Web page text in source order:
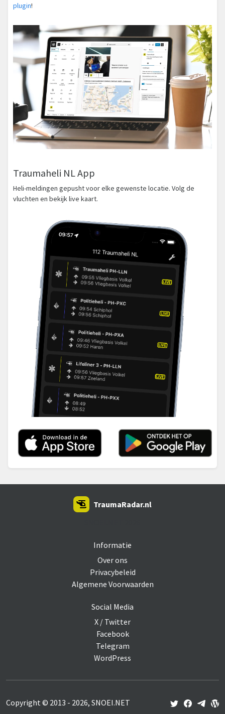
plugin!
Traumaheli NL App
Heli-meldingen gepusht voor elke gewenste locatie. Volg de
vluchten en bekijk live kaart.
Informatie
Over ons
Privacybeleid
Algemene Voorwaarden
Social Media
X / Twitter
Facebook
Telegram
WordPress
TraumaRadar.nl
Copyright © 2013 - 2026, SNOEI.NET